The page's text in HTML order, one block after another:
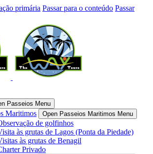
primária Passar para o conteúdo Passar
Passeios Menu
Maritimos Open Passeios Maritimos Menu
de golfinhos
às grutas de Lagos (Ponta da Piedade)
às grutas de Benagil
Privado